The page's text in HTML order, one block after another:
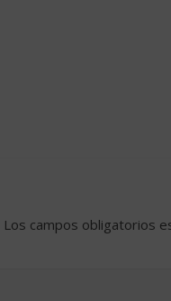
Los campos obligatorios